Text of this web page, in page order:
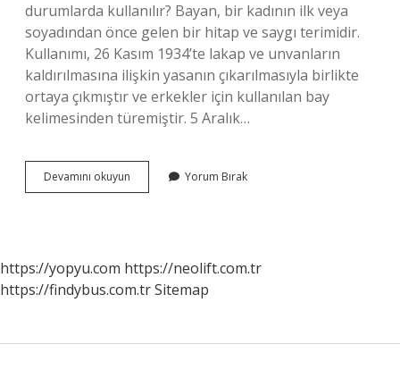
durumlarda kullanılır? Bayan, bir kadının ilk veya
soyadından önce gelen bir hitap ve saygı terimidir.
Kullanımı, 26 Kasım 1934’te lakap ve unvanların
kaldırılmasına ilişkin yasanın çıkarılmasıyla birlikte
ortaya çıkmıştır ve erkekler için kullanılan bay
kelimesinden türemiştir. 5 Aralık…
Devamını okuyun
Ve
Yorum Bırak
https://yopyu.com https://neolift.com.tr
https://findybus.com.trSitemap